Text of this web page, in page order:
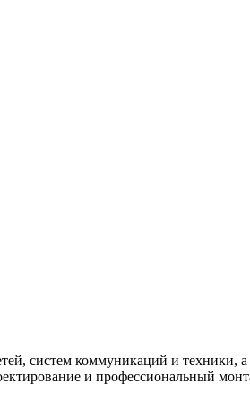
систем коммуникаций и техники,
и профессиональный